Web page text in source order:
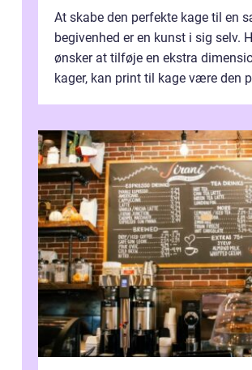
At skabe den perfekte kage til en
begivenhed er en kunst i sig selv.
ønsker at tilføje en ekstra
kager, kan print til kage være den